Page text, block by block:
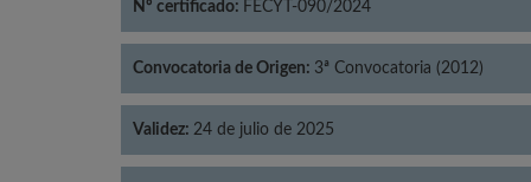
Nº certificado: FECYT-090/2024
Convocatoria de Origen: 3ª Convocatoria (2012)
Validez: 24 de julio de 2025